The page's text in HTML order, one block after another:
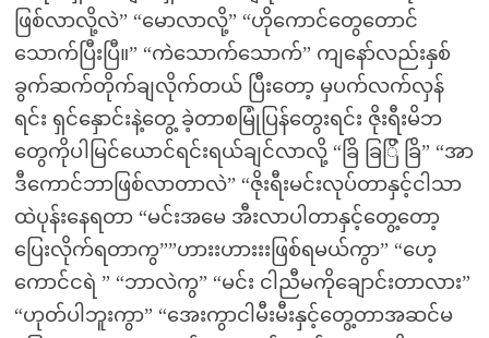
ဖြစ်လာလို့လဲ” “မောလာလို့” “ဟိုကောင်တွေတောင်
သောက်ပြီးပြီ။” “ကဲသောက်သောက်” ကျနော်လည်းနှစ်
ခွက်ဆက်တိုက်ချလိုက်တယ် ပြီးတော့ မှပက်လက်လှန်
ရင်း ရှင်နှောင်းနဲ့တွေ့ ခဲ့တာစမြုံပြန်တွေးရင်း ဇိုးရီးမိဘ
တွေကိုပါမြင်ယောင်ရင်းရယ်ချင်လာလို့ “ခြိ ခြြိ ခြိ” “အာ
ဒီကောင်ဘာဖြစ်လာတာလဲ” “ဇိုးရီးမင်းလုပ်တာနှင့်ငါသာ
ထဲပုန်းနေရတာ “မင်းအမေ အီးလာပါတာနှင့်တွေ့တော့
ပြေးလိုက်ရတာကွ””ဟားးဟားးးဖြစ်ရမယ်ကွာ” “ဟေ့
ကောင်ငရဲ ” “ဘာလဲကွ” “မင်း ငါညီမကိုချောင်းတာလား”
“ဟုတ်ပါဘူးကွာ” “အေးကွာငါမီးမီးနှင့်တွေ့တာအဆင်မ